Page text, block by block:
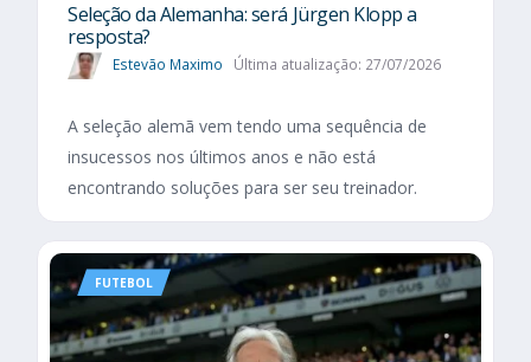
Seleção da Alemanha: será Jürgen Klopp a
resposta?
Estevão Maximo Última atualização: 27/07/2026
A seleção alemã vem tendo uma sequência de
insucessos nos últimos anos e não está
encontrando soluções para ser seu treinador.
FUTEBOL